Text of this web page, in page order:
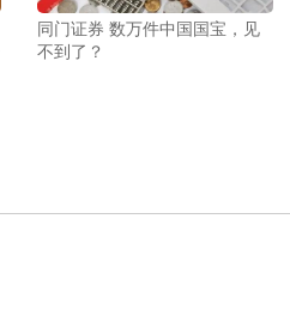
同门证券 数万件中国国宝，见
不到了？